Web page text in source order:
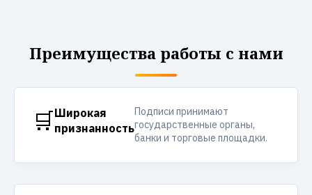
Преимущества работы с нами
🛒Широкая
признанность
Подписи принимают
государственные органы,
банки и торговые площадки.